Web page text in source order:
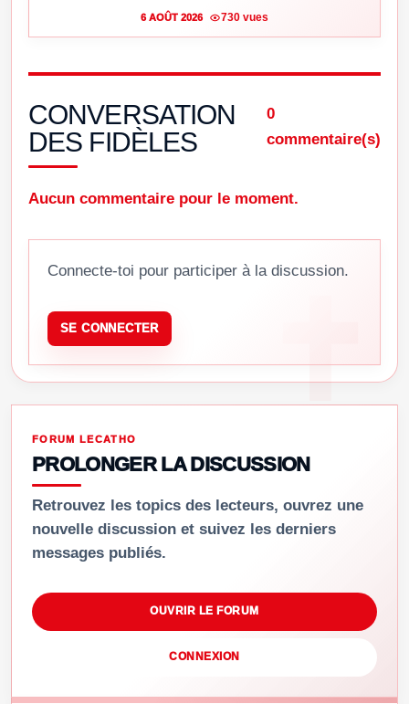
6 AOÛT 2026 730 vues
CONVERSATION
DES FIDÈLES
0
commentaire(s)
Aucun commentaire pour le moment.
Connecte-toi pour participer à la discussion.
SE CONNECTER
FORUM LECATHO
PROLONGER LA DISCUSSION
Retrouvez les topics des lecteurs, ouvrez une
nouvelle discussion et suivez les derniers
messages publiés.
OUVRIR LE FORUM
CONNEXION